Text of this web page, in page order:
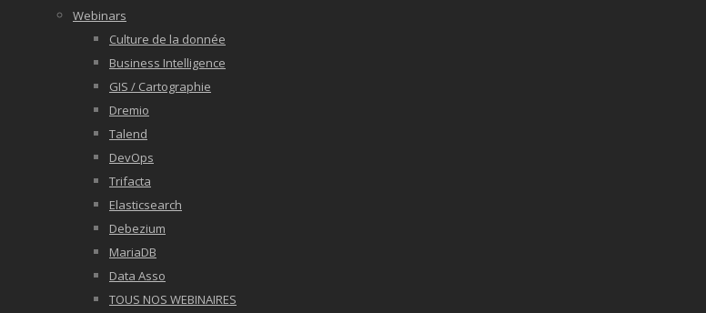
Webinars
Culture de la donnée
Business Intelligence
GIS / Cartographie
Dremio
Talend
DevOps
Trifacta
Elasticsearch
Debezium
MariaDB
Data Asso
TOUS NOS WEBINAIRES